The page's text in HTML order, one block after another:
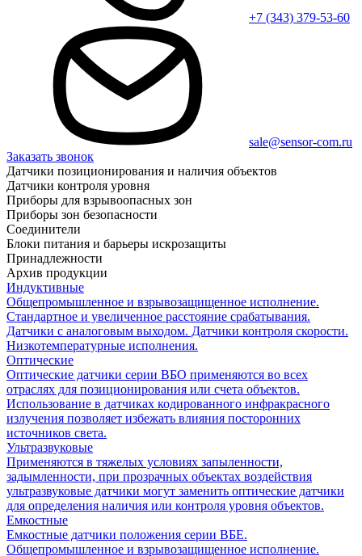
+7 (343) 379-53-60
sale@sensor-com.ru
Заказать звонок
Датчики позиционирования и наличия объектов
Датчики контроля уровня
Приборы для взрывоопасных зон
Приборы зон безопасности
Соединители
Блоки питания и барьеры искрозащиты
Принадлежности
Архив продукции
Индуктивные
Общепромышленное и взрывозащищенное исполнение.
Стандартное и увеличенное расстояние срабатывания.
Датчики с аналоговым выходом. Датчики контроля скорости.
Низкотемпературные исполнения.
Оптические
Оптические датчики серии ВБО применяются во всех
отраслях для позиционирования или счета объектов.
Использование в датчиках кодированного инфракрасного
излучения позволяет избежать влияния посторонних
источников света.
Ультразвуковые
Применяются в тяжелых условиях запыленности,
задымленности, при прозрачных объектах воздействия
ультразвуковые датчики могут заменить оптические датчики
для определения наличия или контроля уровня объектов.
Емкостные
Емкостные датчики положения серии ВБЕ.
Общепромышленное и взрывозащищенное исполнение.